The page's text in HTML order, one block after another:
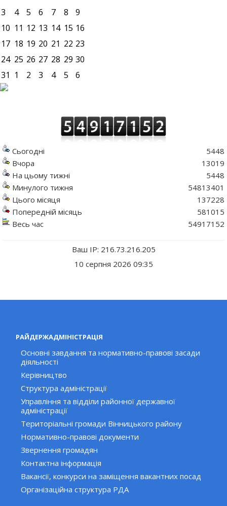
3
4 5 6 7 8
9
10 11 12 13 14 15 16
17 18 19 20 21 22 23
24 25 26 27 28 29 30
31 1 2 3 4 5 6
Сьогодні
Вчора
На цьому тижні
Минулого тижня
Цього місяця
Попередній місяць
Весь час
5448
13019
5448
54813401
137228
581015
54917152
Ваш IP: 216.73.216.205
10 серпня 2026 09:35
РАЙДЕРЖАДМІНІСТРАЦІЯ
Основні завдання та нормативно-правові засади
діяльності
Керівництво
Структура адміністрації
Управління та відділи районної державної
адміністрації
Територіальні громади Вінницького району
Нормативно-правові документи
Звернення громадян
Контактна інформація
Вакансії, конкурси на заміщення вакантних посад
Організаційна структура РДА